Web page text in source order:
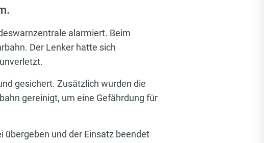
alarmiert. Beim
Der Lenker hatte sich
gesichert. Zusätzlich wurden die
gereinigt, um eine Gefährdung für
übergeben und der Einsatz beendet